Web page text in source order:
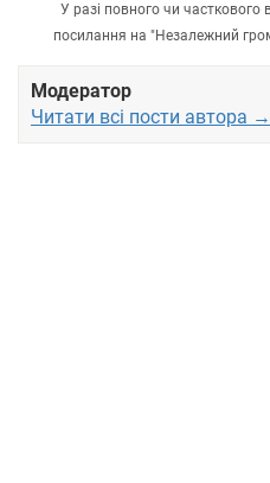
У разі повного чи часткового
посилання на "Незалежний
Модератор
Читати всі пости автора →